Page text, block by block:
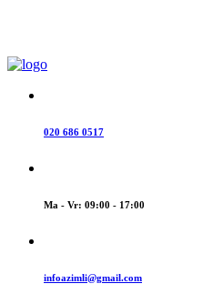
020 686 0517
Ma - Vr: 09:00 - 17:00
infoazimli@gmail.com